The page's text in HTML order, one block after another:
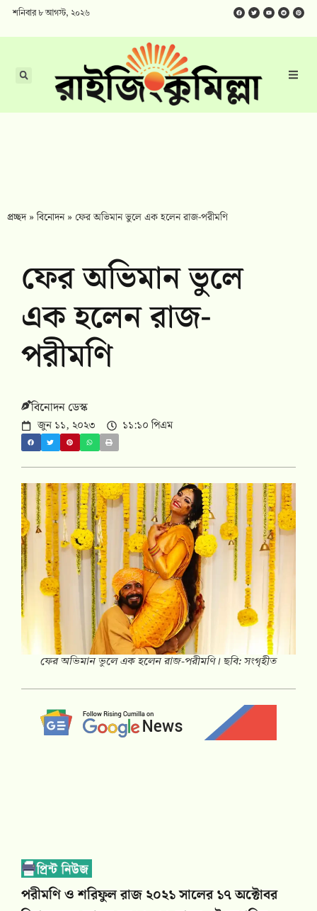
শনিবার ৮ আগস্ট, ২০২৬
প্রচ্ছদ»বিনোদন» ফের অভিমান ভুলে এক হলেন রাজ-পরীমণি
ফের অভিমান ভুলে
এক হলেন রাজ-
পরীমণি
বিনোদন ডেস্ক
জুন ১১, ২০২৩ ১১:১০ পিএম
ফের অভিমান ভুলে এক হলেন রাজ-পরীমণি। ছবি: সংগৃহীত
পরীমণি ও শরিফুল রাজ ২০২১ সালের ১৭ অক্টোবর